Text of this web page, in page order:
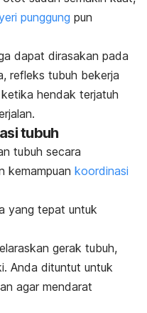
punggung pun
dapat dirasakan pada
refleks tubuh bekerja
hendak terjatuh
tubuh
tubuh secara
kemampuan koordinasi
yang tepat untuk
gerak tubuh,
Anda dituntut untuk
agar mendarat